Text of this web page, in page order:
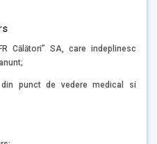
Călători” SA, care indeplinesc
punct de vedere medical si